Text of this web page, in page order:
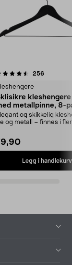
256
metallpinne, 8-
og skikkelig
og metall – finnes i
Legg i handlekurv
4.5av 5 stjerner